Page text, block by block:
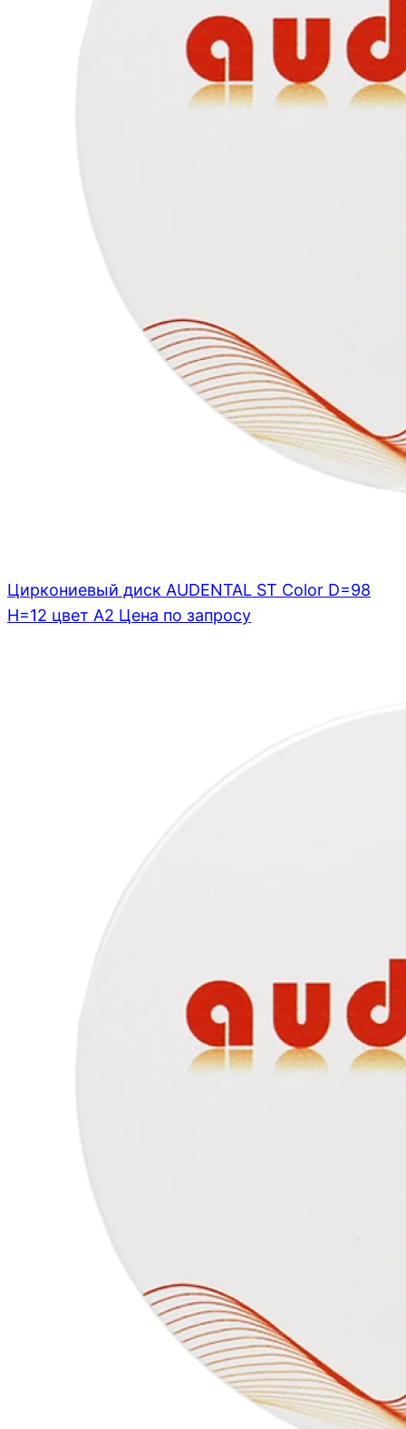
Циркониевый диск AUDENTAL ST Color D=98
H=12 цвет A2 Цена по запросу